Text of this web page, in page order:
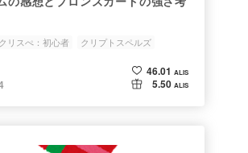
クリスぺ：初心者
クリプトスペルズ
46.01 ALIS
5.50 ALIS